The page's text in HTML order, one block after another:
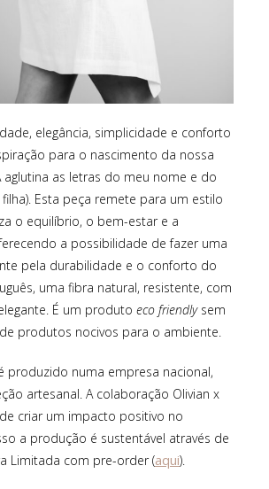
elegância, simplicidade e conforto
para o nascimento da nossa
aglutina as letras do meu nome e do
Esta peça remete para um estilo
o equilíbrio, o bem-estar e a
a possibilidade de fazer uma
pela durabilidade e o conforto do
uma fibra natural, resistente, com
É um produto eco friendlysem
produtos nocivos para o ambiente.
produzido numa empresa nacional,
artesanal. A colaboração Olivian x
criar um impacto positivo no
a produção é sustentável através de
Limitada com pre-order (aqui).